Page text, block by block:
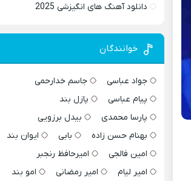
دانلود آهنگ های انگیزشی 2025
خوانندگان
جواد عباسی
جاسم خدارحمی
پیام عباسی
پازل بند
پارسا محمدی
بیدل برزویی
بهنام حسن زاده
بابی
ایوان بند
امین فالجی
امیرحافظ رنجبر
امیر لیام
امیر رمضانی
امو بند